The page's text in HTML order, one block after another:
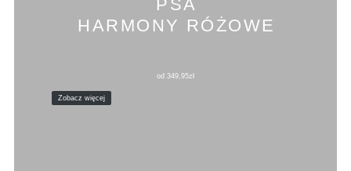
PSA
HARMONY RÓŻOWE
od 349,95zł
Zobacz więcej